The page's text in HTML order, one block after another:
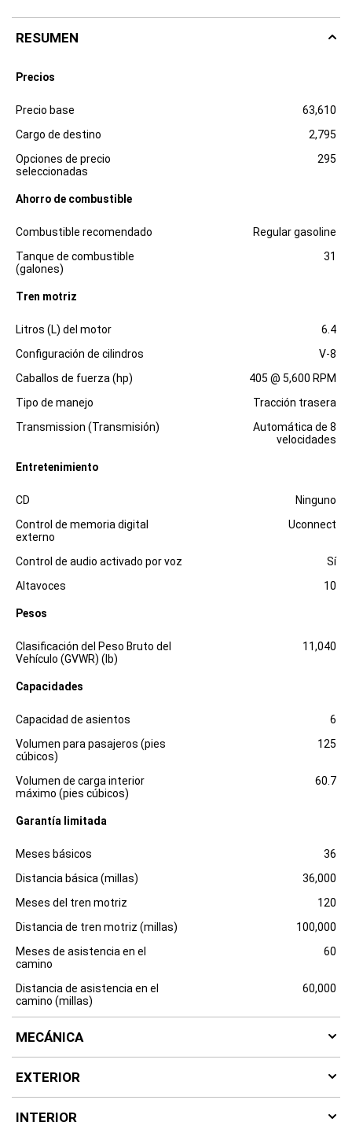
RESUMEN
Precios
Especificaciones
Precio base
63,610
Cargo de destino
2,795
Opciones de precio
seleccionadas
295
Ahorro de combustible
Especificaciones Dimensiones
Combustible recomendado
Regular gasoline
Tanque de combustible
(galones)
31
Tren motriz
Especificaciones Dimensiones
Litros (L) del motor
6.4
Configuración de cilindros
V-8
Caballos de fuerza (hp)
405 @ 5,600 RPM
Tipo de manejo
Tracción trasera
Transmission (Transmisión)
Automática de 8
velocidades
Entretenimiento
Especificaciones
CD
Ninguno
Control de memoria digital
externo
Uconnect
Control de audio activado por voz
Sí
Altavoces
10
Pesos
Especificaciones Dimensiones
Clasificación del Peso Bruto del
Vehículo (GVWR) (lb)
11,040
Capacidades
Especificaciones Dimensiones
Capacidad de asientos
6
Volumen para pasajeros (pies
cúbicos)
125
Volumen de carga interior
máximo (pies cúbicos)
60.7
Garantía limitada
Especificaciones
Meses básicos
36
Distancia básica (millas)
36,000
Meses del tren motriz
120
Distancia de tren motriz (millas)
100,000
Meses de asistencia en el
camino
60
Distancia de asistencia en el
camino (millas)
60,000
MECÁNICA
EXTERIOR
INTERIOR